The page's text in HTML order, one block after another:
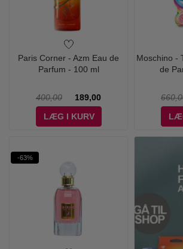
Paris Corner - Azm Eau de
Parfum - 100 ml
400,00
189,00
LÆG I KURV
Moschino -
de
-63%